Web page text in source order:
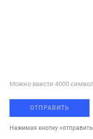
Можно ввести 4000
ОТПРАВИТЬ
Нажимая кнопку